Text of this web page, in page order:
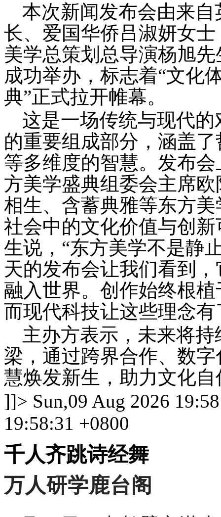
本次新闻发布会由来
长、爱国华侨吕淑妍女士
美学总策划总导演杨旭
成功举办，标志着“文化
典”正式拉开帷幕。
这是一场传统与现代
的重要组成部分，涵盖
等多维度的智慧。发布
方美学盛典组委会主席
相生、含蓄典雅等东方
社会中的文化价值与创
生说， “东方美学不是静
天的发布会让我们看到
融入世界。创作始终根植
而现代科技让这些理念
主办方表示，未来将
梁，通过跨界合作、数
慧焕发新生，助力文化
]]> Sun,09 Aug 2026
19:58:31 +0800
千人齐跳诗经舞
万人研学鹿台阁